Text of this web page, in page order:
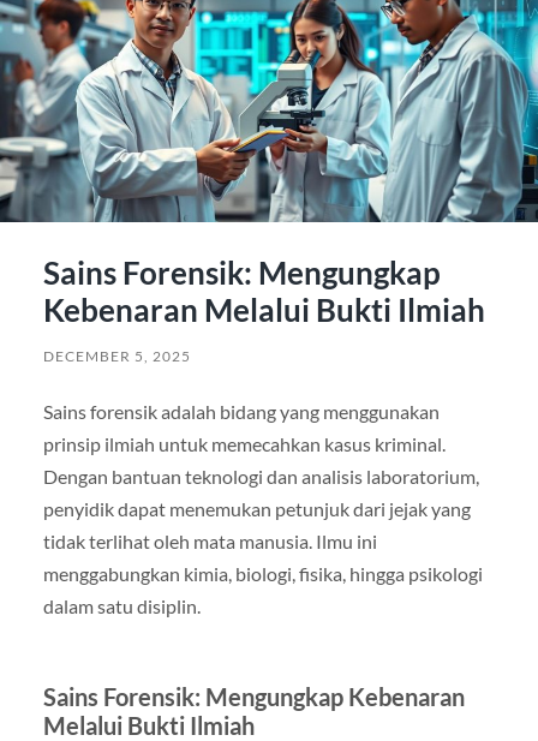
Sains Forensik: Mengungkap
Kebenaran Melalui Bukti Ilmiah
DECEMBER 5, 2025
Sains forensik adalah bidang yang menggunakan
prinsip ilmiah untuk memecahkan kasus kriminal.
Dengan bantuan teknologi dan analisis laboratorium,
penyidik dapat menemukan petunjuk dari jejak yang
tidak terlihat oleh mata manusia. Ilmu ini
menggabungkan kimia, biologi, fisika, hingga psikologi
dalam satu disiplin.
Sains Forensik: Mengungkap Kebenaran
Melalui Bukti Ilmiah